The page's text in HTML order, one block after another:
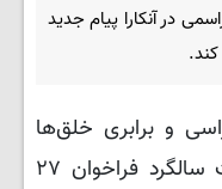
در آنکارا پیام جدید
و برابری خلق‌ها
(دم پارتی) اعلام کرد به مناسبت سالگرد فراخوان ۲۷